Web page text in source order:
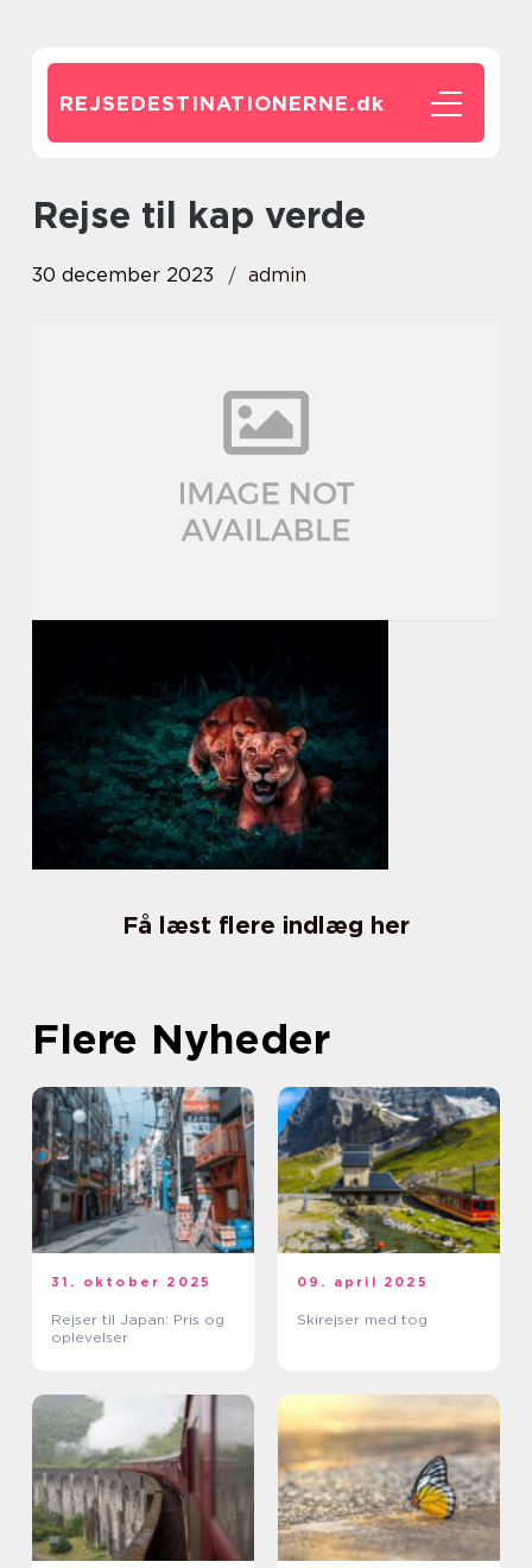
REJSEDESTINATIONERNE.dk
rejse til kap verde
30 december 2023 admin
Få læst flere indlæg her
Flere Nyheder
31. oktober 2025
Rejser til Japan: Pris og
oplevelser
09. april 2025
Skirejser med tog